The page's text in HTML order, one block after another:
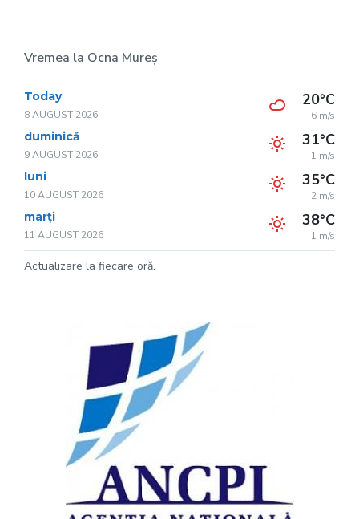
Vremea la Ocna Mureș
Today
8 AUGUST 2026
20°C
6 m/s
duminică
9 AUGUST 2026
31°C
1 m/s
luni
10 AUGUST 2026
35°C
2 m/s
marți
11 AUGUST 2026
38°C
1 m/s
Actualizare la fiecare oră.